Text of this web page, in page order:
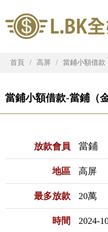
首頁 高屏 當鋪小額借款
當鋪小額借款-當鋪（
放款會員 當鋪
地區 高屏
最多放款 20萬
時間 2024-